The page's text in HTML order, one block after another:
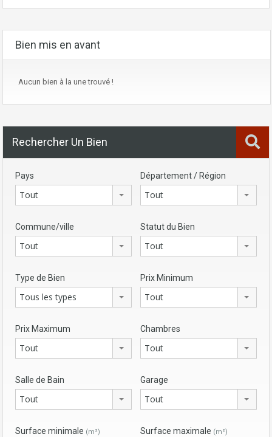
Bien mis en avant
Aucun bien à la une trouvé !
Rechercher Un Bien
Pays
Tout
Département / Région
Tout
Commune/ville
Tout
Statut du Bien
Tout
Type de Bien
Tous les types
Prix Minimum
Tout
Prix Maximum
Tout
Chambres
Tout
Salle de Bain
Tout
Garage
Tout
Surface minimale (m²) Surface maximale (m²)